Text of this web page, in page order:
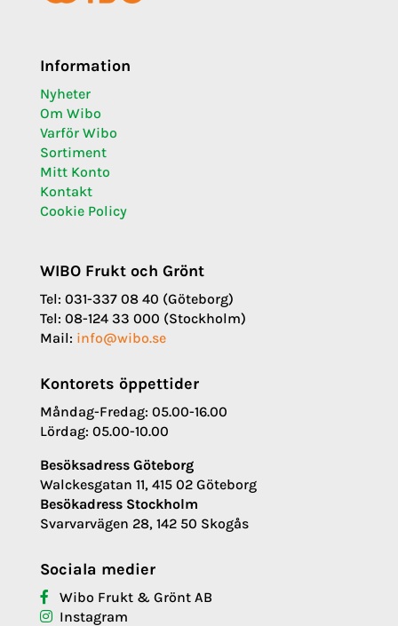
Information
Nyheter
Om Wibo
Varför Wibo
Sortiment
Mitt Konto
Kontakt
Cookie Policy
WIBO Frukt och Grönt
Tel: 031-337 08 40 (Göteborg)
Tel: 08-124 33 000 (Stockholm)
Mail: info@wibo.se
Kontorets öppettider
Måndag-Fredag: 05.00-16.00
Lördag: 05.00-10.00
Besöksadress Göteborg
Walckesgatan 11, 415 02 Göteborg
Besökadress Stockholm
Svarvarvägen 28, 142 50 Skogås
Sociala medier
Wibo Frukt & Grönt AB
Instagram